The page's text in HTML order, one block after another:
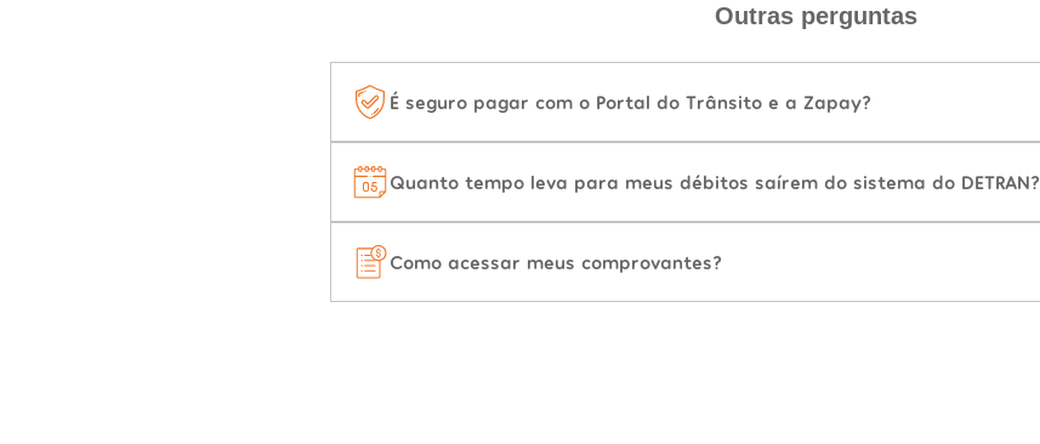
Outras perguntas
É seguro pagar com o Portal do Trânsito e a Zapay?
Quanto tempo leva para meus débitos saírem do sistema do DETRAN?
Como acessar meus comprovantes?